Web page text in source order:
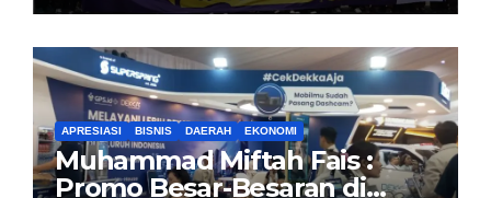
APRESIASI BISNIS DAERAH EKONOMI
Muhammad Miftah Fais :
Promo Besar-Besaran di